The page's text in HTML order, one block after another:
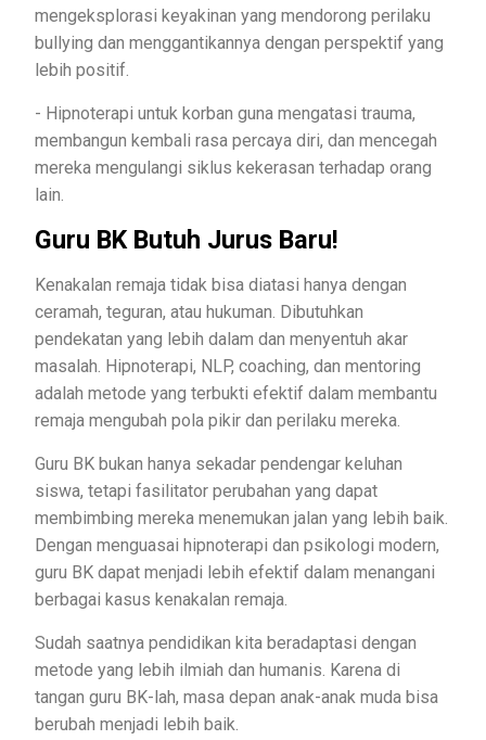
mengeksplorasi keyakinan yang mendorong perilaku
bullying dan menggantikannya dengan perspektif yang
lebih positif.
- Hipnoterapi untuk korban guna mengatasi trauma,
membangun kembali rasa percaya diri, dan mencegah
mereka mengulangi siklus kekerasan terhadap orang
lain.
Guru BK Butuh Jurus Baru!
Kenakalan remaja tidak bisa diatasi hanya dengan
ceramah, teguran, atau hukuman. Dibutuhkan
pendekatan yang lebih dalam dan menyentuh akar
masalah. Hipnoterapi, NLP, coaching, dan mentoring
adalah metode yang terbukti efektif dalam membantu
remaja mengubah pola pikir dan perilaku mereka.
Guru BK bukan hanya sekadar pendengar keluhan
siswa, tetapi fasilitator perubahan yang dapat
membimbing mereka menemukan jalan yang lebih baik.
Dengan menguasai hipnoterapi dan psikologi modern,
guru BK dapat menjadi lebih efektif dalam menangani
berbagai kasus kenakalan remaja.
Sudah saatnya pendidikan kita beradaptasi dengan
metode yang lebih ilmiah dan humanis. Karena di
tangan guru BK-lah, masa depan anak-anak muda bisa
berubah menjadi lebih baik.